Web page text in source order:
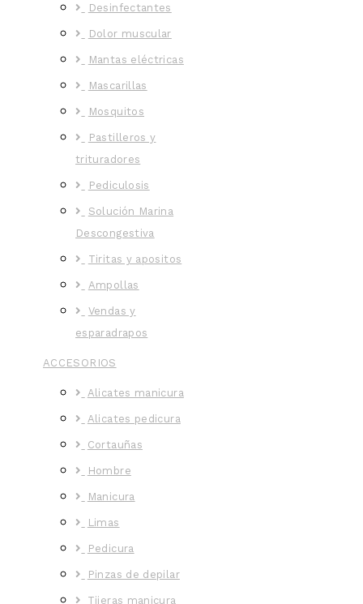
Desinfectantes
Dolor muscular
Mantas eléctricas
Mascarillas
Mosquitos
Pastilleros y
trituradores
Pediculosis
Solución Marina
Descongestiva
Tiritas y apositos
Ampollas
Vendas y
esparadrapos
ACCESORIOS
Alicates manicura
Alicates pedicura
Cortauñas
Hombre
Manicura
Limas
Pedicura
Pinzas de depilar
Tijeras manicura